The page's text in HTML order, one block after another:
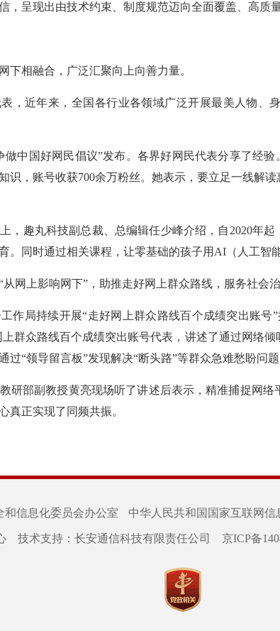
，呈现出由技术约束、制度规范迈向全面覆盖、高质
下相融合，广泛汇聚向上向善力量。
，近年来，全国各行业各领域广泛开展最美人物、
中国好网民倡议”发布。各界好网民代表分享了经
识，账号收获700余万粉丝。她表示，要立足一线解
，趣丸科技副总裁、总编辑任少峰介绍，自2020年
。同时通过相关课程，让零基础的孩子用AI（人工智
网上影响网下”，助推走好网上群众路线，服务社会
作局持续开展“走好网上群众路线百个成绩突出账号
上群众路线百个成绩突出账号代表，讲述了通过网络
过“领导留言板”发现解决“断头路”等群众急难愁盼问
研部副教授黄亮现场听了讲述后表示，精准捕捉网
真正实现了同频共振。
和信息化委员会办公室 中华人民共和国国家互联网
技术支持：长安通信科技有限责任公司 京ICP备